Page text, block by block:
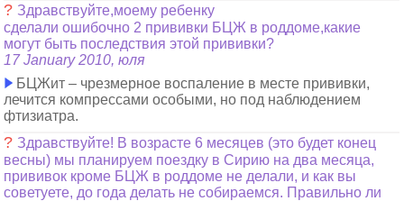
? Здравствуйте,моему ребенку
сделали ошибочно 2 прививки БЦЖ в роддоме,какие
могут быть последствия этой прививки?
17 January 2010, юля
БЦЖит – чрезмерное воспаление в месте прививки,
лечится компрессами особыми, но под наблюдением
фтизиатра.
? Здравствуйте! В возрасте 6 месяцев (это будет конец
весны) мы планируем поездку в Сирию на два месяца,
прививок кроме БЦЖ в роддоме не делали, и как вы
советуете, до года делать не собираемся. Правильно ли